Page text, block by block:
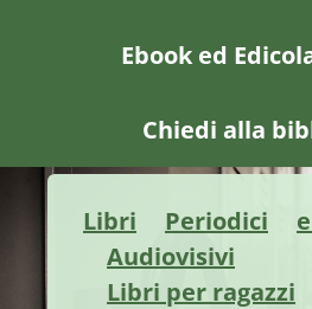
Ebook ed
Chiedi alla
Libri Periodici
Audiovisivi
Libri per ragazzi